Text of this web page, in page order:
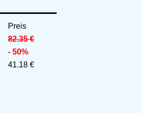
Preis
82.35 €
- 50%
41.18 €